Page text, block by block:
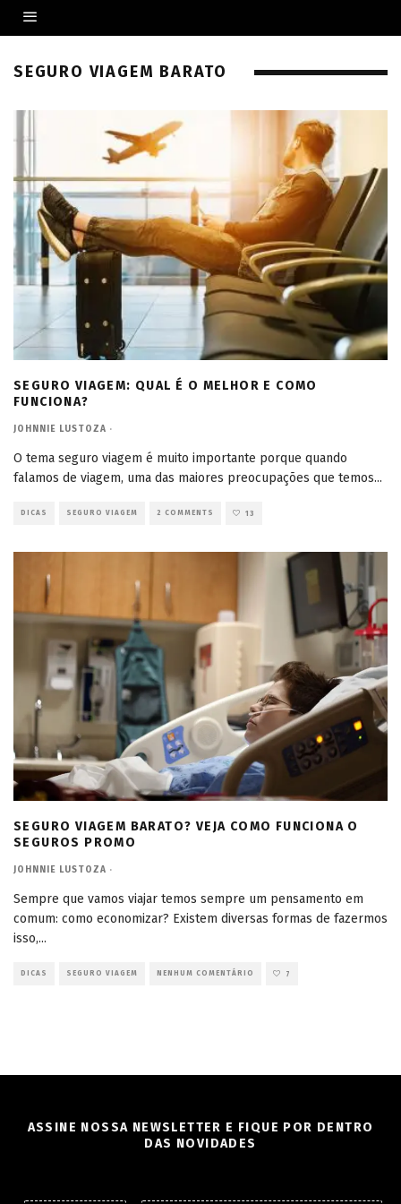
SEGURO VIAGEM BARATO
SEGURO VIAGEM: QUAL É O MELHOR E COMO
FUNCIONA?
JOHNNIE LUSTOZA ·
O tema seguro viagem é muito importante porque quando
falamos de viagem, uma das maiores preocupações que temos...
DICAS SEGURO VIAGEM 2 COMMENTS 13
SEGURO VIAGEM BARATO? VEJA COMO FUNCIONA O
SEGUROS PROMO
JOHNNIE LUSTOZA ·
Sempre que vamos viajar temos sempre um pensamento em
comum: como economizar? Existem diversas formas de fazermos
isso,...
DICAS SEGURO VIAGEM NENHUM COMENTÁRIO 7
ASSINE NOSSA NEWSLETTER E FIQUE POR DENTRO
DAS NOVIDADES